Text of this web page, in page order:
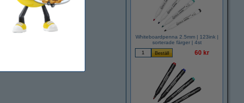
Whiteboardpenna 2.5mm | 123ink |
sorterade färger | 4st
60 kr